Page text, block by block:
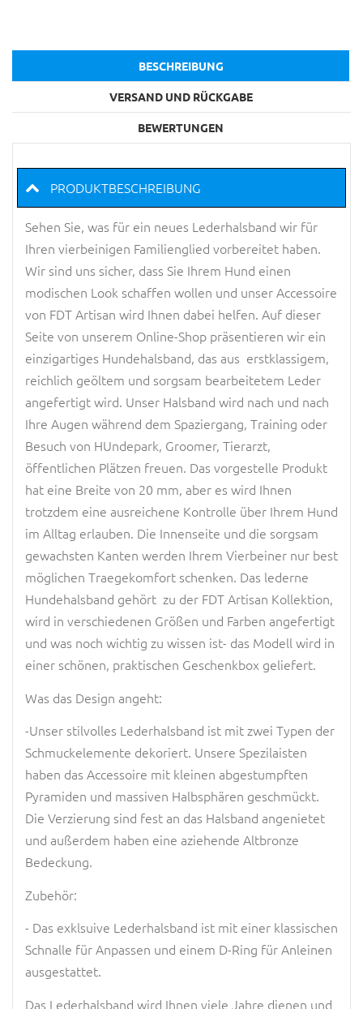
BESCHREIBUNG
VERSAND UND RÜCKGABE
BEWERTUNGEN
PRODUKTBESCHREIBUNG
Sehen Sie, was für ein neues Lederhalsband wir für
Ihren vierbeinigen Familienglied vorbereitet haben.
Wir sind uns sicher, dass Sie Ihrem Hund einen
modischen Look schaffen wollen und unser Accessoire
von FDT Artisan wird Ihnen dabei helfen. Auf dieser
Seite von unserem Online-Shop präsentieren wir ein
einzigartiges Hundehalsband, das aus erstklassigem,
reichlich geöltem und sorgsam bearbeitetem Leder
angefertigt wird. Unser Halsband wird nach und nach
Ihre Augen während dem Spaziergang, Training oder
Besuch von HUndepark, Groomer, Tierarzt,
öffentlichen Plätzen freuen. Das vorgestelle Produkt
hat eine Breite von 20 mm, aber es wird Ihnen
trotzdem eine ausreichene Kontrolle über Ihrem Hund
im Alltag erlauben. Die Innenseite und die sorgsam
gewachsten Kanten werden Ihrem Vierbeiner nur best
möglichen Traegekomfort schenken. Das lederne
Hundehalsband gehört zu der FDT Artisan Kollektion,
wird in verschiedenen Größen und Farben angefertigt
und was noch wichtig zu wissen ist- das Modell wird in
einer schönen, praktischen Geschenkbox geliefert.
Was das Design angeht:
-Unser stilvolles Lederhalsband ist mit zwei Typen der
Schmuckelemente dekoriert. Unsere Spezilaisten
haben das Accessoire mit kleinen abgestumpften
Pyramiden und massiven Halbsphären geschmückt.
Die Verzierung sind fest an das Halsband angenietet
und außerdem haben eine aziehende Altbronze
Bedeckung.
Zubehör:
- Das exklsuive Lederhalsband ist mit einer klassischen
Schnalle für Anpassen und einem D-Ring für Anleinen
ausgestattet.
Das Lederhalsband wird Ihnen viele Jahre dienen und